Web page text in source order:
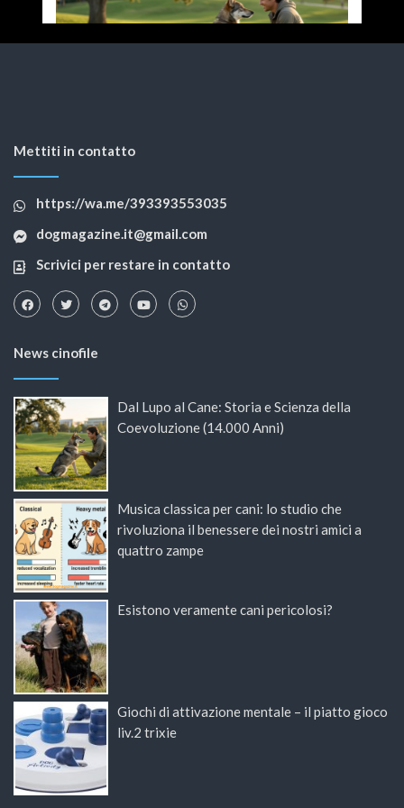
Mettiti in contatto
https://wa.me/393393553035
dogmagazine.it@gmail.com
Scrivici per restare in contatto
News cinofile
Dal Lupo al Cane: Storia e Scienza della
Coevoluzione (14.000 Anni)
Musica classica per cani: lo studio che
rivoluziona il benessere dei nostri amici a
quattro zampe
Esistono veramente cani pericolosi?
Giochi di attivazione mentale – il piatto gioco
liv.2 trixie